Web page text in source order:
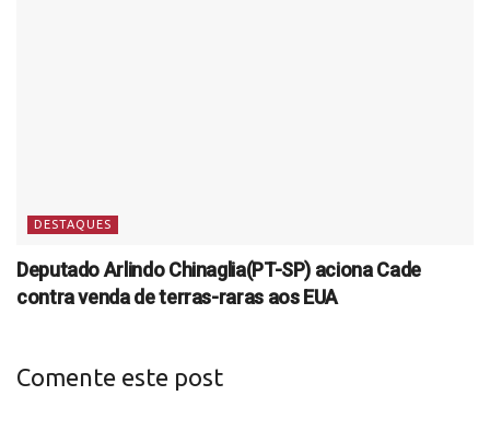
DESTAQUES
Deputado Arlindo Chinaglia(PT-SP) aciona Cade
contra venda de terras-raras aos EUA
Comente este post